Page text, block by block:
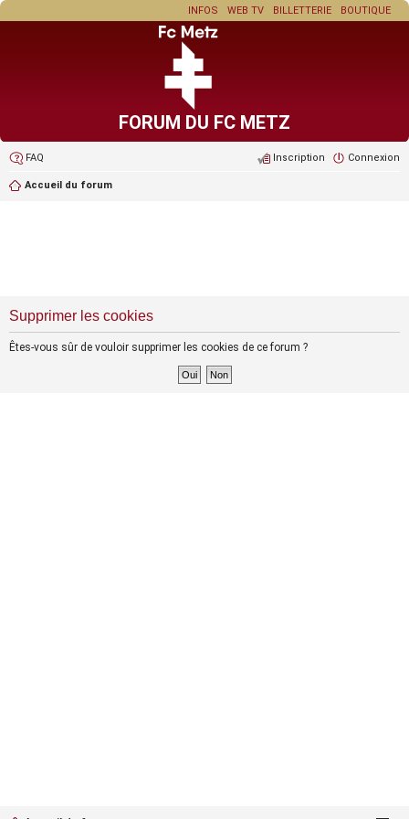
BOUTIQUE
BILLETTERIE
WEB TV
INFOS
FORUM DU FC METZ
FAQ Connexion
Inscription
Accueil du forum
Supprimer les cookies
Êtes-vous sûr de vouloir supprimer les cookies de ce forum ?